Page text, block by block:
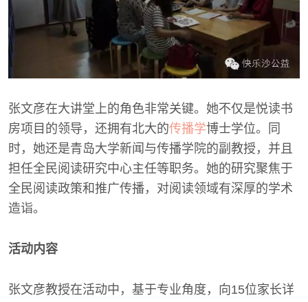
张文彦在大讲堂上的角色非常关键。她不仅是悦读书
房项目的领导，还拥有北大的传播学博士学位。同
时，她还是青岛大学新闻与传播学院的副教授，并且
担任全民阅读研究中心主任等职务。她的研究聚焦于
全民阅读政策和推广传播，对阅读领域有深厚的学术
造诣。
活动内容
张文彦教授在活动中，基于专业角度，向15位家长详